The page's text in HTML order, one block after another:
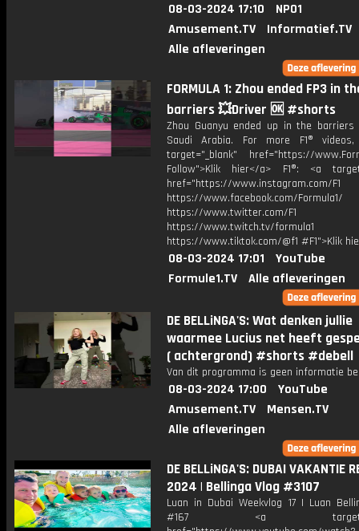
08-03-2024 17:10
NPO1
Amusement.TV
Informatief.TV
Alle afleveringen
FORMULA 1: Zhou ended FP3 in
barriers 💥Driver 🆗 #shorts
Zhou Guanyu ended up in the
Saudi Arabia. For more F1®
target="_blank" href="https://
Follow">Klik hier</a> F1®: <a
href="https://www.instagram.com/F1
https://www.facebook.com/Formula1/
https://www.twitter.com/F1
https://www.twitch.tv/formula1
https://www.tiktok.com/@f1 #F1">Klik
08-03-2024 17:01
YouTube
Formule1.TV
Alle afleveringen
DE BELLiNGA'S: Wat denken jullie
waarmee Lucius net heeft
( achtergrond) #shorts #debell
Van dit programma is geen informatie
08-03-2024 17:00
YouTube
Amusement.TV
Mensen.TV
Alle afleveringen
DE BELLiNGA'S: DUBAI VAKANTIE
2024 | Bellinga Vlog #3107
Luan in Dubai Weekvlog 17 | Luan
#167 <a